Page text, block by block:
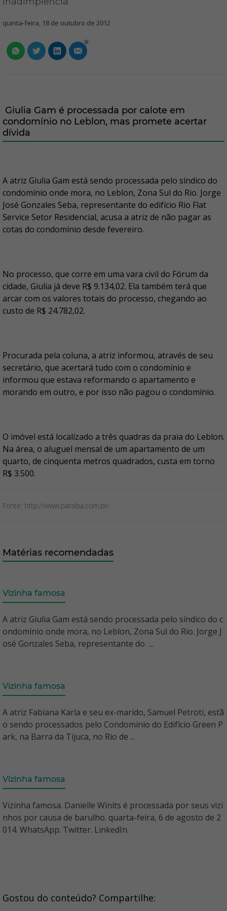
quinta-feira, 18 de outubro de 2012
0
Giulia Gam é processada por calote em
condomínio no Leblon, mas promete acertar
dívida
A atriz Giulia Gam está sendo processada pelo síndico do
condomínio onde mora, no Leblon, Zona Sul do Rio. Jorge
José Gonzales Seba, representante do edifício Rio Flat
Service Setor Residencial, acusa a atriz de não pagar as
cotas do condomínio desde fevereiro.
No processo, que corre em uma vara civil do Fórum da
cidade, Giulia já deve R$ 9.134,02. Ela também terá que
arcar com os valores totais do processo, chegando ao
custo de R$ 24.782,02.
Procurada pela coluna, a atriz informou, através de seu
secretário, que acertará tudo com o condomínio e
informou que estava reformando o apartamento e
morando em outro, e por isso não pagou o condomínio.
O imóvel está localizado a três quadras da praia do Leblon.
Na área, o aluguel mensal de um apartamento de um
quarto, de cinquenta metros quadrados, custa em torno
R$ 3.500.
Fonte: http://www.paraiba.com.br/
Matérias recomendadas
Vizinha famosa
A atriz Giulia Gam está sendo processada pelo síndico do c
ondomínio onde mora, no Leblon, Zona Sul do Rio. Jorge J
osé Gonzales Seba, representante do ...
Vizinha famosa
A atriz Fabiana Karla e seu ex-marido, Samuel Petroti, estã
o sendo processados pelo Condomínio do Edifício Green P
ark, na Barra da Tijuca, no Rio de ...
Vizinha famosa
Vizinha famosa. Danielle Winits é processada por seus vizi
nhos por causa de barulho. quarta-feira, 6 de agosto de 2
014. WhatsApp. Twitter. LinkedIn.
Gostou do conteúdo? Compartilhe: